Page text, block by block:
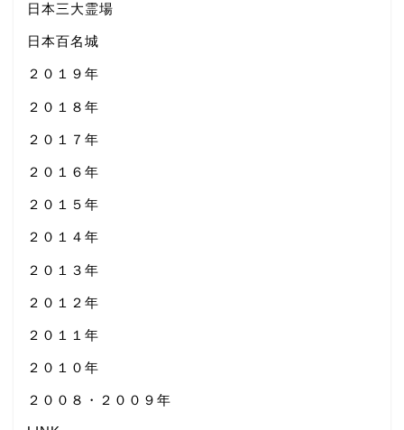
日本三大霊場
日本百名城
２０１９年
２０１８年
２０１７年
２０１６年
２０１５年
２０１４年
２０１３年
２０１２年
２０１１年
２０１０年
２００８・２００９年